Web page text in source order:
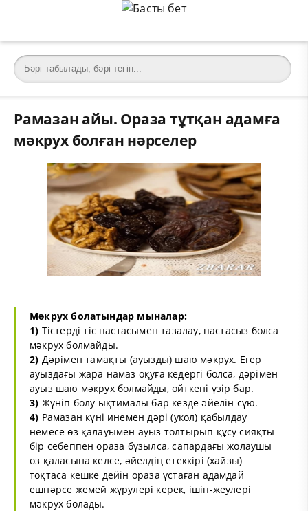
Рамазан айы. Ораза тұтқан адамға
мәкрух болған нәрселер
Мәкрух болатындар мыналар:
1) Тістерді тіс пастасымен тазалау, пастасыз болса
мәкрух болмайды.
2) Дәрімен тамақты (ауызды) шаю мәкрух. Егер
ауыздағы жара намаз оқуға кедергі болса, дәрімен
ауыз шаю мәкрух болмайды, өйткені үзір бар.
3) Жүніп болу ықтималы бар кезде әйелін сүю.
4) Рамазан күні инемен дәрі (укол) қабылдау
немесе өз қалауымен ауыз толтырып құсу сияқты
бір себеппен ораза бұзылса, сапардағы жолаушы
өз қаласына келсе, әйелдің етеккірі (хайзы)
тоқтаса кешке дейін ораза ұстаған адамдай
ешнәрсе жемей жүрулері керек, ішіп-жеулері
мәкрух болады.